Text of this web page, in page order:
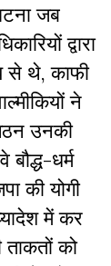
जब
द्वारा
से थे, काफी
ने
उनकी
धर्म
की योगी
में कर
ताकतों को